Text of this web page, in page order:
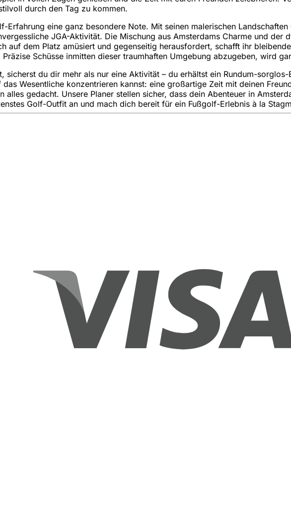
durch den Tag zu kommen.
Erfahrung eine ganz besondere Note. Mit seinen malerischen
JGA-Aktivität. Die Mischung aus Amsterdams Charme und der
auf dem Platz amüsiert und gegenseitig herausfordert, schafft ihr
Schüsse inmitten dieser traumhaften Umgebung abzugeben, wird
sicherst du dir mehr als nur eine Aktivität – du erhältst ein Rundum-
Wesentliche konzentrieren kannst: eine großartige Zeit mit deinen
alles gedacht. Unsere Planer stellen sicher, dass dein Abenteuer in
Golf-Outfit an und mach dich bereit für ein Fußgolf-Erlebnis à la